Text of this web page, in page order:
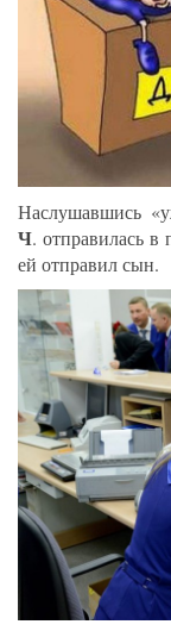
Наслушавшись
Ч. отправилась в
ей отправил сын.